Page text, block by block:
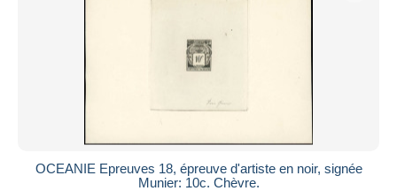
OCEANIE Epreuves 18, épreuve d'artiste en noir, signée
Munier: 10c. Chèvre.